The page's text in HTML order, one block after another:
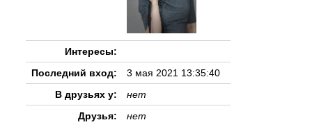
Интересы:
Последний вход:
3 мая 2021 13:35:40
В друзьях у:
нет
Друзья:
нет